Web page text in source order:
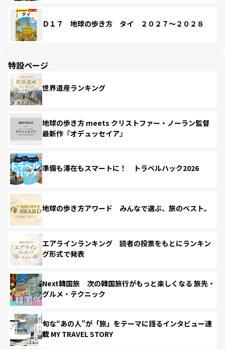
Ｄ１７ 地球の歩き方 タイ ２０２７～２０２８
特設ページ
世界遺産ランキング
地球の歩き方 meets クリストファー・ノーラン監督
最新作『オデュッセイア』
準備も滞在もスマートに！ トラベルハック2026
地球の歩き方アワード みんなで選ぶ、旅のベスト。
エアラインランキング 読者の投票をもとにランキン
グ形式で発表
Next韓国旅 次の韓国旅行がもっと楽しくなる 旅先・
グルメ・テクニック
旬な“あの人”が「旅」をテーマに語るインタビュー連
載 MY TRAVEL STORY